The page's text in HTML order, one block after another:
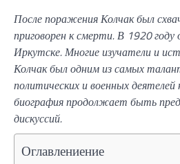
После поражения Колчак был
приговорен к смерти. В 1920 году
Иркутске. Многие изучатели и
Колчак был одним из самых
политических и военных деятелей
биография продолжает быть
дискуссий.
Оглавлениение